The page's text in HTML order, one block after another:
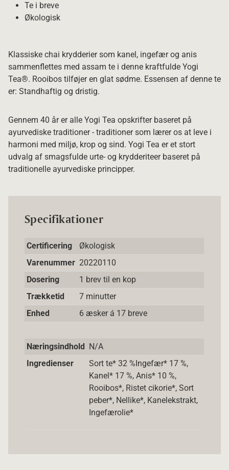
Te i breve
Økologisk
Klassiske chai krydderier som kanel, ingefær og anis
sammenflettes med assam te i denne kraftfulde Yogi
Tea®. Rooibos tilføjer en glat sødme. Essensen af denne te
er: Standhaftig og dristig.
Gennem 40 år er alle Yogi Tea opskrifter baseret på
ayurvediske traditioner - traditioner som lærer os at leve i
harmoni med miljø, krop og sind. Yogi Tea er et stort
udvalg af smagsfulde urte- og krydderiteer baseret på
traditionelle ayurvediske principper.
Specifikationer
Certificering
Økologisk
Varenummer 20220110
Dosering
1 brev til en kop
Trækketid
7 minutter
Enhed
6 æsker á 17 breve
Næringsindhold N/A
Ingredienser
Sort te* 32 %Ingefær* 17 %,
Kanel* 17 %, Anis* 10 %,
Rooibos*, Ristet cikorie*, Sort
peber*, Nellike*, Kanelekstrakt,
Ingefærolie*